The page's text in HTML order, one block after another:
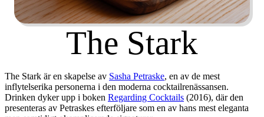
The Stark
The Stark är en skapelse av Sasha Petraske, en av de mest
inflytelserika personerna i den moderna cocktailrenässansen.
Drinken dyker upp i boken Regarding Cocktails (2016), där den
presenteras av Petraskes efterföljare som en av hans mest eleganta